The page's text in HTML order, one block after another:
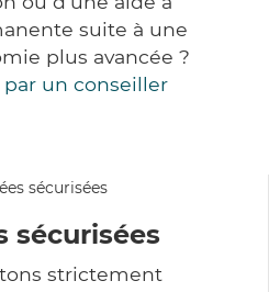
suite à une
plus avancée ?
un conseiller
sécurisées
strictement